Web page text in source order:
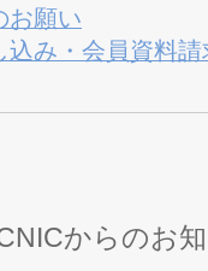
お願い
込み・会員資料請
からのお